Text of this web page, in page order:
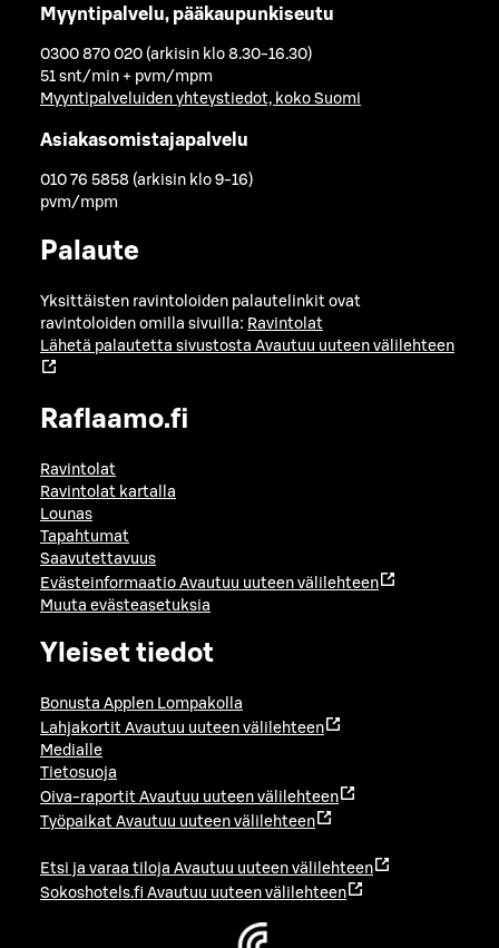
Myyntipalvelu, pääkaupunkiseutu
0300 870 020 (arkisin klo 8.30-16.30)
51 snt/min + pvm/mpm
Myyntipalveluiden yhteystiedot, koko Suomi
Asiakasomistajapalvelu
010 76 5858 (arkisin klo 9-16)
pvm/mpm
Palaute
Yksittäisten ravintoloiden palautelinkit ovat
ravintoloiden omilla sivuilla: Ravintolat
Lähetä palautetta sivustosta Avautuu uuteen välilehteen
Raflaamo.fi
Ravintolat
Ravintolat kartalla
Lounas
Tapahtumat
Saavutettavuus
Evästeinformaatio Avautuu uuteen välilehteen
Muuta evästeasetuksia
Yleiset tiedot
Bonusta Applen Lompakolla
Lahjakortit Avautuu uuteen välilehteen
Medialle
Tietosuoja
Oiva-raportit Avautuu uuteen välilehteen
Työpaikat Avautuu uuteen välilehteen
Etsi ja varaa tiloja Avautuu uuteen välilehteen
Sokoshotels.fi Avautuu uuteen välilehteen